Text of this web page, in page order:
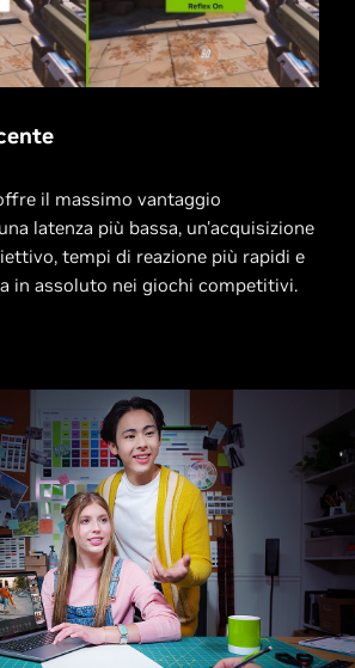
il massimo vantaggio
latenza più bassa, un'acquisizione
tempi di reazione più rapidi e
in assoluto nei giochi competitivi.